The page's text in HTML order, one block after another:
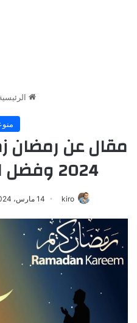
مقال عن رمضان
2024 وفضل الشهر الجميل
kiro 14 مارس، 2024